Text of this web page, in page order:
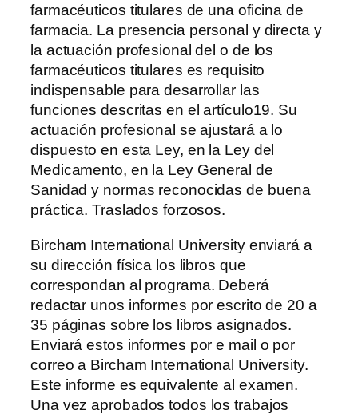
farmacéuticos titulares de una oficina de
farmacia. La presencia personal y directa y
la actuación profesional del o de los
farmacéuticos titulares es requisito
indispensable para desarrollar las
funciones descritas en el artículo19. Su
actuación profesional se ajustará a lo
dispuesto en esta Ley, en la Ley del
Medicamento, en la Ley General de
Sanidad y normas reconocidas de buena
práctica. Traslados forzosos.
Bircham International University enviará a
su dirección física los libros que
correspondan al programa. Deberá
redactar unos informes por escrito de 20 a
35 páginas sobre los libros asignados.
Enviará estos informes por e mail o por
correo a Bircham International University.
Este informe es equivalente al examen.
Una vez aprobados todos los trabajos